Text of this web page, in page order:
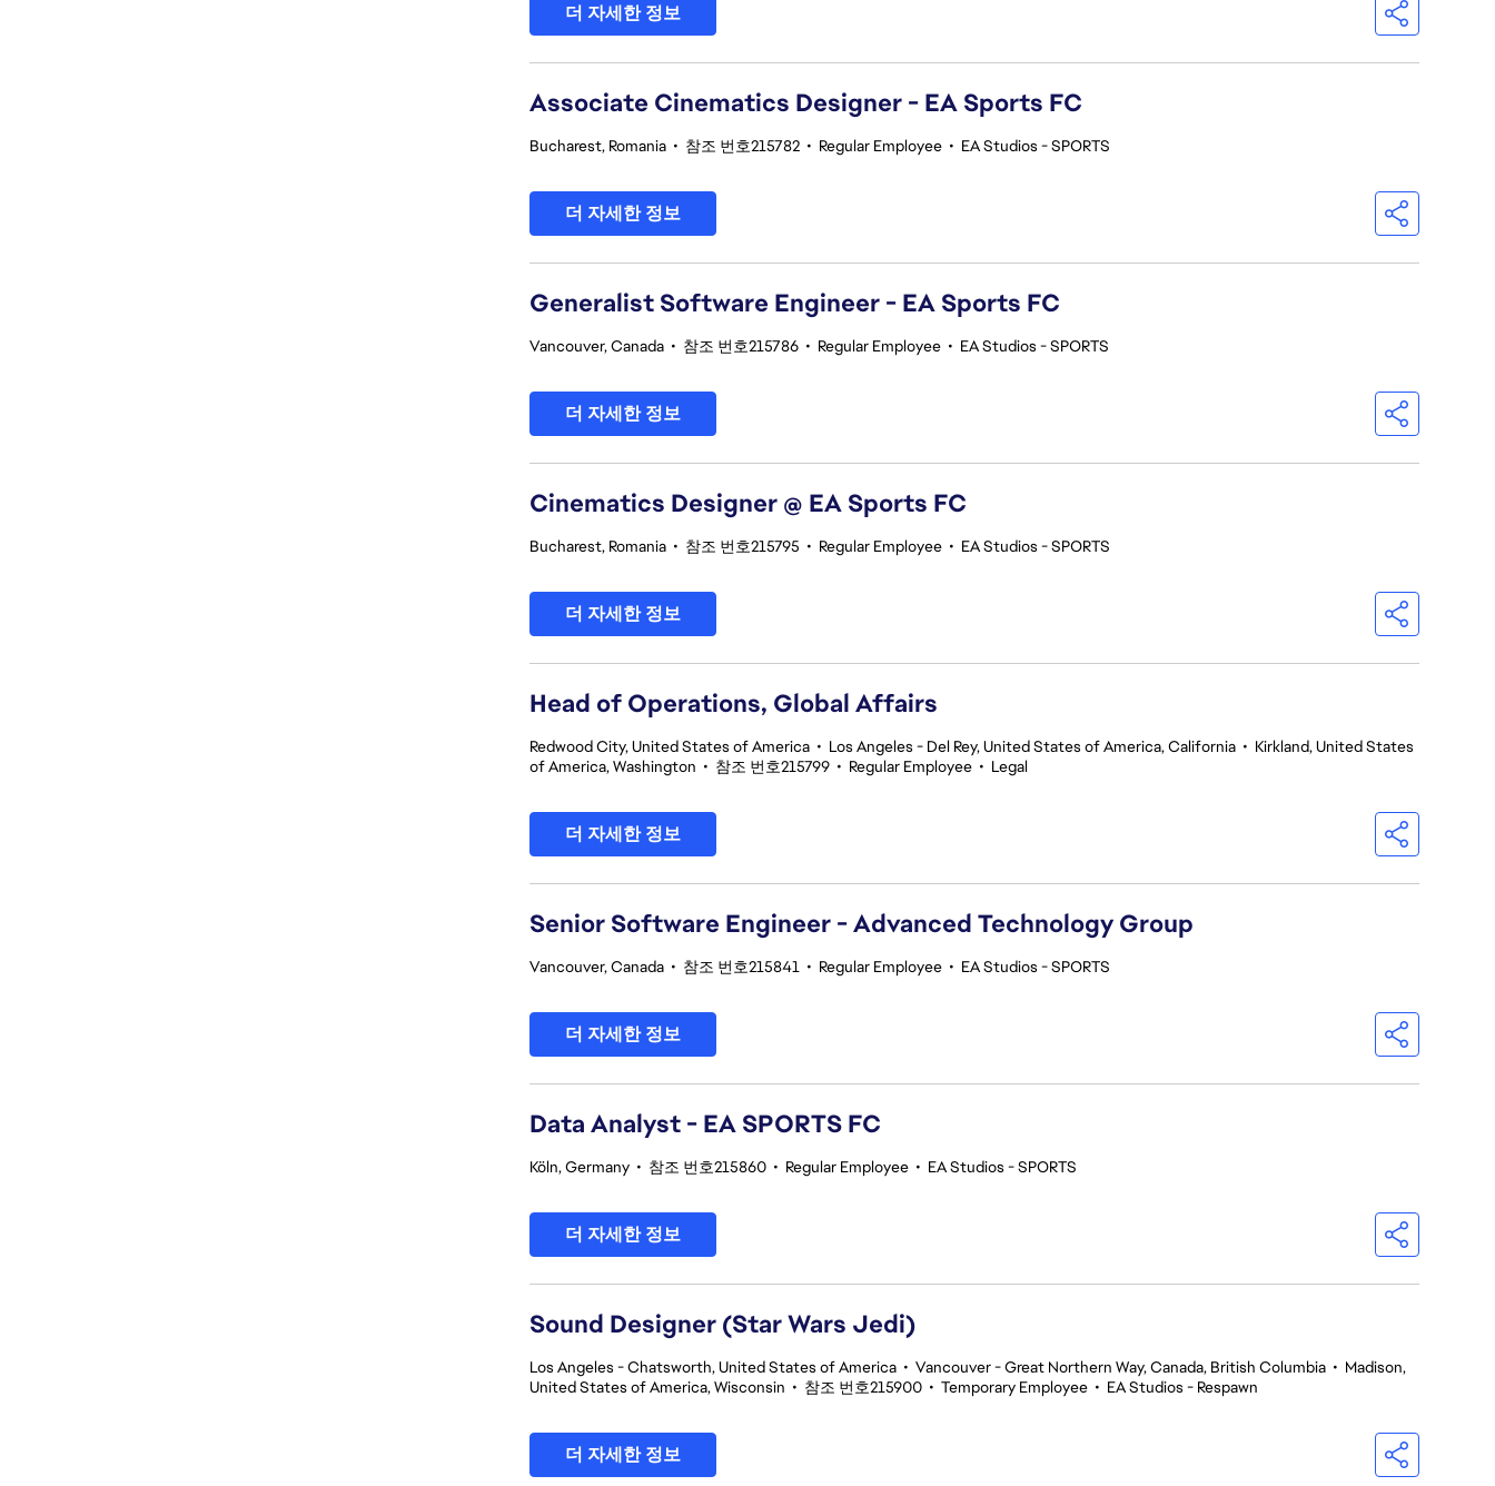
더 자세한 정보
Associate Cinematics Designer - EA Sports FC
Bucharest, Romania • 참조 번호215782 • Regular Employee • EA Studios - SPORTS
더 자세한 정보
Generalist Software Engineer - EA Sports FC
Vancouver, Canada • 참조 번호215786 • Regular Employee • EA Studios - SPORTS
더 자세한 정보
Cinematics Designer @ EA Sports FC
Bucharest, Romania • 참조 번호215795 • Regular Employee • EA Studios - SPORTS
더 자세한 정보
Head of Operations, Global Affairs
Redwood City, United States of America • Los Angeles - Del Rey, United States of America, California • Kirkland, United States
of America, Washington • 참조 번호215799 • Regular Employee • Legal
더 자세한 정보
Senior Software Engineer - Advanced Technology Group
Vancouver, Canada • 참조 번호215841 • Regular Employee • EA Studios - SPORTS
더 자세한 정보
Data Analyst - EA SPORTS FC
Köln, Germany • 참조 번호215860 • Regular Employee • EA Studios - SPORTS
더 자세한 정보
Sound Designer (Star Wars Jedi)
Los Angeles - Chatsworth, United States of America • Vancouver - Great Northern Way, Canada, British Columbia • Madison,
United States of America, Wisconsin • 참조 번호215900 • Temporary Employee • EA Studios - Respawn
더 자세한 정보